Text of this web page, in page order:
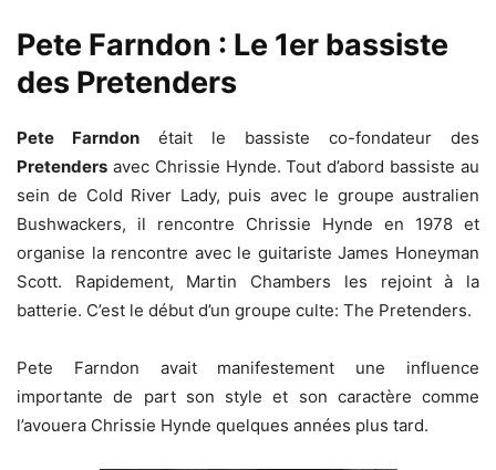
Pete Farndon : Le 1er bassiste
des Pretenders
Pete Farndon était le bassiste co-fondateur des
Pretenders avec Chrissie Hynde. Tout d’abord bassiste au
sein de Cold River Lady, puis avec le groupe australien
Bushwackers, il rencontre Chrissie Hynde en 1978 et
organise la rencontre avec le guitariste James Honeyman
Scott. Rapidement, Martin Chambers les rejoint à la
batterie. C’est le début d’un groupe culte: The Pretenders.
Pete Farndon avait manifestement une influence
importante de part son style et son caractère comme
l’avouera Chrissie Hynde quelques années plus tard.